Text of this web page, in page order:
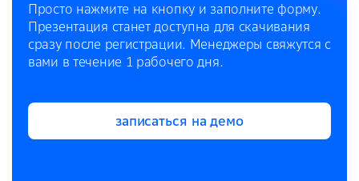
Просто нажмите на кнопку и заполните форму.
Презентация станет доступна для скачивания
сразу после регистрации. Менеджеры свяжутся с
вами в течение 1 рабочего дня.
записаться на демо